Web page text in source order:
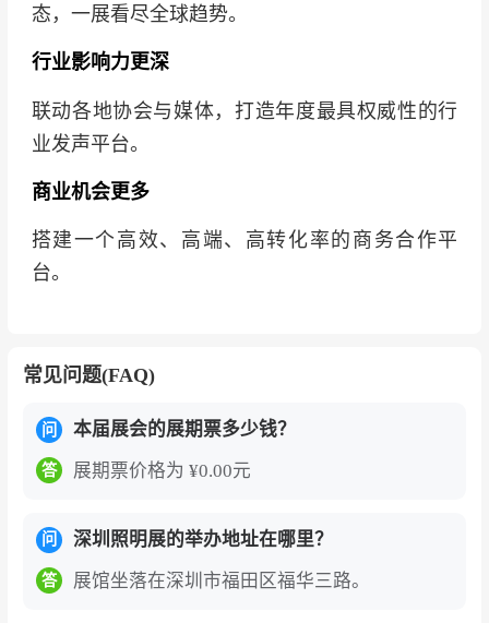
态，一展看尽全球趋势。
行业影响力更深
联动各地协会与媒体，打造年度最具权威性的行
业发声平台。
商业机会更多
搭建一个高效、高端、高转化率的商务合作平
台。
常见问题(FAQ)
问 本届展会的展期票多少钱？
答 展期票价格为 ¥0.00元
问 深圳照明展的举办地址在哪里？
答 展馆坐落在深圳市福田区福华三路。